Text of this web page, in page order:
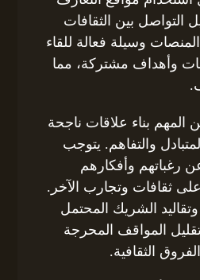
التواصل بين الثقافات
وسيلة فعالة للقاء
وأهداف مشتركة، مما
المهم بناء علاقات ناجحة
والتفاهم. يتوجب
رغباتهم وأفكارهم
ثقافات وتجارب الآخر.
الشريك المحتمل
المواقف المحرجة
الثقافية.